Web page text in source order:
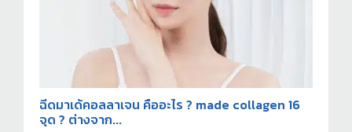
ฉีดมาเด้คอลลาเจน คืออะไร ? made collagen 16
จุด ? ต่างจาก...